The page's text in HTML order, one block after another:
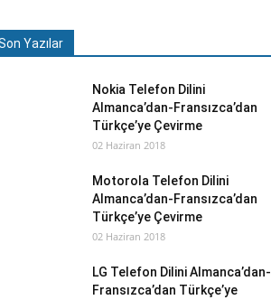
Yazılar
Nokia Telefon Dilini
Almanca’dan-Fransızca’dan
Türkçe’ye Çevirme
02 Haziran 2018
Motorola Telefon Dilini
Almanca’dan-Fransızca’dan
Türkçe’ye Çevirme
02 Haziran 2018
LG Telefon Dilini Almanca’dan-
Fransızca’dan Türkçe’ye